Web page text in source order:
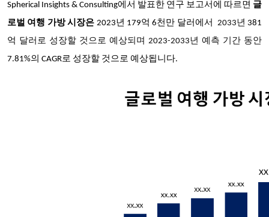
Spherical Insights & Consulting에서 발표한 연구 보고서에 따르면 글
로벌 여행 가방 시장은 2023년 179억 6천만 달러에서 2033년 381
억 달러로 성장할 것으로 예상되며 2023-2033년 예측 기간 동안
7.81%의 CAGR로 성장할 것으로 예상됩니다.